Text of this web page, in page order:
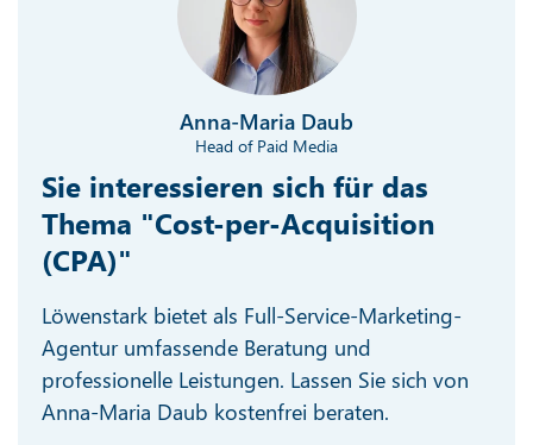
Anna-Maria Daub
Head of Paid Media
Sie interessieren sich für das
Thema "Cost-per-Acquisition
(CPA)"
Löwenstark bietet als Full-Service-Marketing-
Agentur umfassende Beratung und
professionelle Leistungen. Lassen Sie sich von
Anna-Maria Daub kostenfrei beraten.